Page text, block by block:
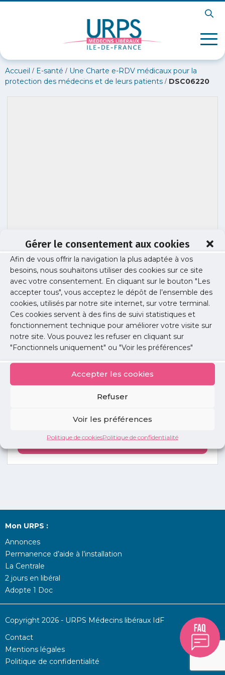
Gérer le consentement aux cookies
Afin de vous offrir la navigation la plus adaptée à vos
besoins, nous souhaitons utiliser des cookies sur ce site
avec votre consentement. En cliquant sur le bouton "Les
accepter tous", vous acceptez le dépôt de l’ensemble des
cookies, utilisés par notre site internet, sur votre terminal.
Ces cookies servent à des fins de suivi statistiques et
fonctionnement technique pour améliorer votre visite sur
notre site. Vous pouvez les refuser en cliquant sur
"Fonctionnels uniquement" ou "Voir les préférences"
Accepter les cookies
Refuser
Voir les préférences
Politique de cookiesPolitique de confidentialité
Accueil / E-santé / Une Charte e-RDV médicaux pour la
protection des médecins et de leurs patients / DSC06220
DSC06220
Publié le : 15 février 2018
Partager cet article :
annonces
Mon URPS :
Annonces
Permanence d’aide à l’installation
La Centrale
2 jours en libéral
Adopte 1 Doc
Copyright 2026 - URPS Médecins libéraux IdF
Contact
Mentions légales
Politique de confidentialité